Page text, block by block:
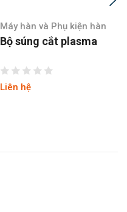
Máy hàn và Phụ kiện hàn
Bộ súng cắt plasma
Liên hệ